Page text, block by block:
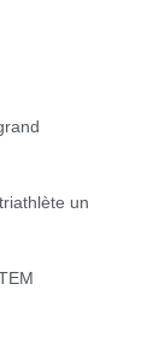
un